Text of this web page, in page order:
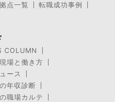
拠点一覧
転職成功事例
COLUMN
場と働き方
ース
年収診断
職場カルテ